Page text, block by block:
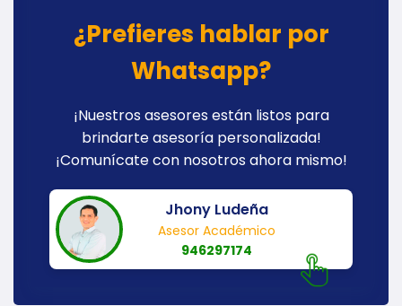
¿Prefieres hablar por
Whatsapp?
¡Nuestros asesores están listos para
brindarte asesoría personalizada!
¡Comunícate con nosotros ahora mismo!
Jhony Ludeña
Asesor Académico
946297174